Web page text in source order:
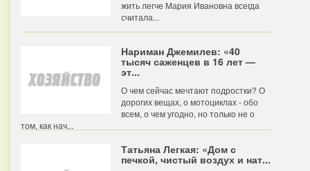
жить легче Мария Ивановна всегда
считала...
Нариман Джемилев: «40
тысяч саженцев в 16 лет —
эт...
О чем сейчас мечтают подростки? О
дорогих вещах, о мотоциклах - обо
всем, о чем угодно, но только не о
том, как нач...
Татьяна Легкая: «Дом с
печкой, чистый воздух и нат...